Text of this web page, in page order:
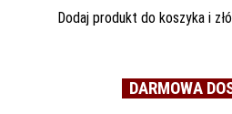
Dodaj produkt do koszyka i
DARMOWA